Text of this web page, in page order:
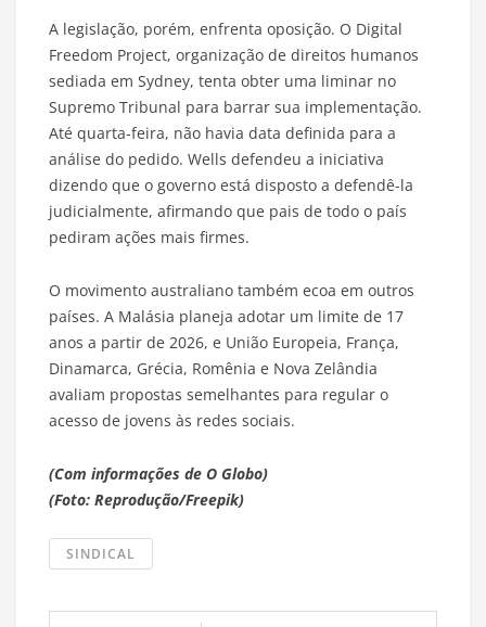
A legislação, porém, enfrenta oposição. O Digital
Freedom Project, organização de direitos humanos
sediada em Sydney, tenta obter uma liminar no
Supremo Tribunal para barrar sua implementação.
Até quarta-feira, não havia data definida para a
análise do pedido. Wells defendeu a iniciativa
dizendo que o governo está disposto a defendê-la
judicialmente, afirmando que pais de todo o país
pediram ações mais firmes.
O movimento australiano também ecoa em outros
países. A Malásia planeja adotar um limite de 17
anos a partir de 2026, e União Europeia, França,
Dinamarca, Grécia, Romênia e Nova Zelândia
avaliam propostas semelhantes para regular o
acesso de jovens às redes sociais.
(Com informações de O Globo)
(Foto: Reprodução/Freepik)
SINDICAL